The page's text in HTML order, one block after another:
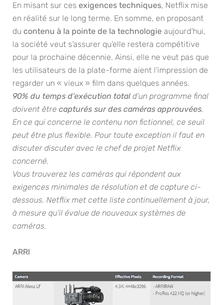
En misant sur ces exigences techniques, Netflix mise
en réalité sur le long terme. En somme, en proposant
du contenu à la pointe de la technologie aujourd’hui,
la société veut s’assurer qu’elle restera compétitive
pour la prochaine décennie. Ainsi, elle ne veut pas que
les utilisateurs de la plate-forme aient l’impression de
regarder un « vieux » film dans quelques années.
90% du temps d’exécution total d’un programme final
doivent être capturés sur des caméras approuvées.
En ce qui concerne le contenu non fictionnel, ce seuil
peut être plus flexible. Pour toute exception il faut en
discuter discuter avec le chef de projet Netflix
concerné.
Vous trouverez les caméras qui répondent aux
exigences minimales de résolution et de capture ci-
dessous. Netflix met cette liste continuellement à jour,
à mesure qu’il évalue de nouveaux systèmes de
caméras.
ARRI